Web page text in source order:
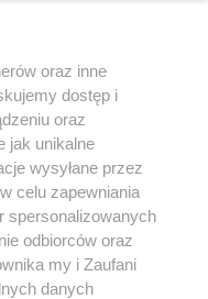
oraz inne
dostęp i
oraz
jak unikalne
wysyłane przez
celu zapewniania
spersonalizowanych
odbiorców oraz
my i Zaufani
danych